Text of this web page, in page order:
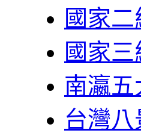
國家
國家
南瀛
台灣